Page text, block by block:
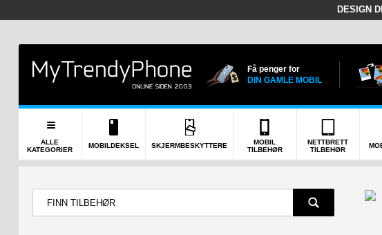
DESIGN
Få penger for
DIN GAMLE MOBIL
ALLE
KATEGORIER
MOBILDEKSEL SKJERMBESKYTTERE
MOBIL
TILBEHØR
NETTBRETT
TILBEHØR